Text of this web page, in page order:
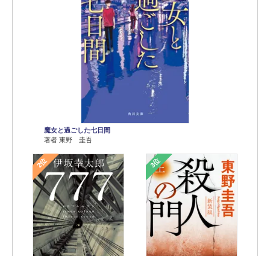
魔女と過ごした七日間
著者 東野 圭吾
2位 3位